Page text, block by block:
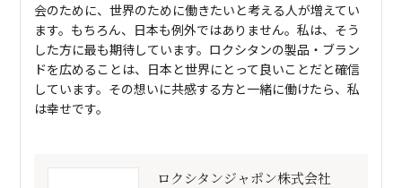
会のために、世界のために働きたいと考える人が増えてい
ます。もちろん、日本も例外ではありません。私は、そう
した方に最も期待しています。ロクシタンの製品・ブラン
ドを広めることは、日本と世界にとって良いことだと確信
しています。その想いに共感する方と一緒に働けたら、私
は幸せです。
ロクシタンジャポン株式会社